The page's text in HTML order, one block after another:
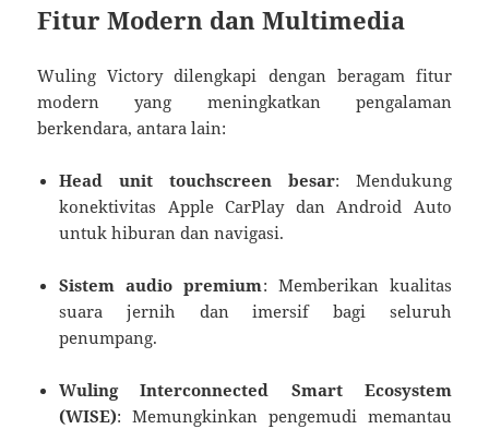
Fitur Modern dan Multimedia
Wuling Victory dilengkapi dengan beragam fitur
modern yang meningkatkan pengalaman
berkendara, antara lain:
Head unit touchscreen besar: Mendukung
konektivitas Apple CarPlay dan Android Auto
untuk hiburan dan navigasi.
Sistem audio premium: Memberikan kualitas
suara jernih dan imersif bagi seluruh
penumpang.
Wuling Interconnected Smart Ecosystem
(WISE): Memungkinkan pengemudi memantau